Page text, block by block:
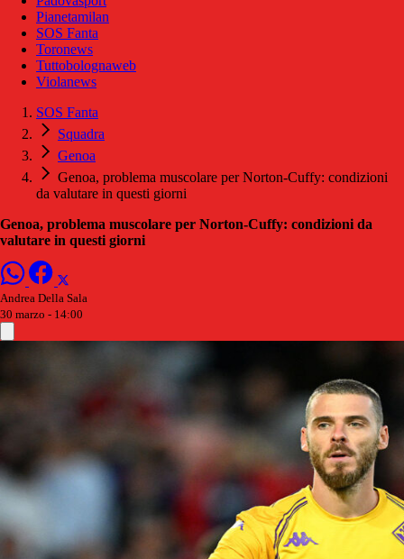
Pianetamilan
SOS Fanta
Toronews
Tuttobolognaweb
Violanews
SOS Fanta
Squadra
Genoa
Genoa, problema muscolare per Norton-Cuffy: condizioni
da valutare in questi giorni
Genoa, problema muscolare per Norton-Cuffy: condizioni da
valutare in questi giorni
Andrea Della Sala
30 marzo - 14:00